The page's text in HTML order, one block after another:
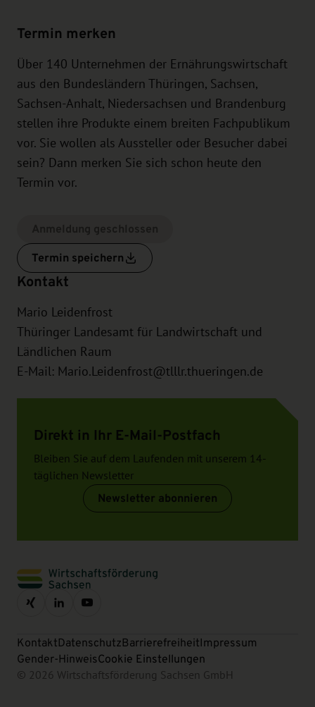
Termin merken
Über 140 Unternehmen der Ernährungswirtschaft
aus den Bundesländern Thüringen, Sachsen,
Sachsen-Anhalt, Niedersachsen und Brandenburg
stellen ihre Produkte einem breiten Fachpublikum
vor. Sie wollen als Aussteller oder Besucher dabei
sein? Dann merken Sie sich schon heute den
Termin vor.
Termin speichern
Kontakt
Mario Leidenfrost
Thüringer Landesamt für Landwirtschaft und
Ländlichen Raum
E-Mail: Mario.Leidenfrost@tlllr.thueringen.de
Direkt in Ihr E-Mail-Postfach
Bleiben Sie auf dem Laufenden mit unserem 14-
täglichen Newsletter
Newsletter abonnieren
KontaktDatenschutzBarrierefreiheitImpressum
Gender-HinweisCookie Einstellungen
© 2026 Wirtschaftsförderung Sachsen GmbH